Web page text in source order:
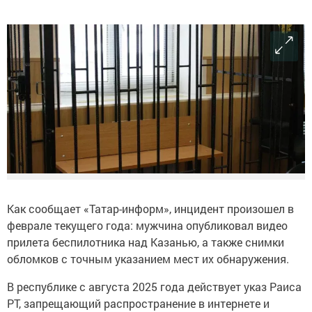
Как сообщает «Татар-информ», инцидент произошел в
феврале текущего года: мужчина опубликовал видео
прилета беспилотника над Казанью, а также снимки
обломков с точным указанием мест их обнаружения.
В республике с августа 2025 года действует указ Раиса
РТ, запрещающий распространение в интернете и